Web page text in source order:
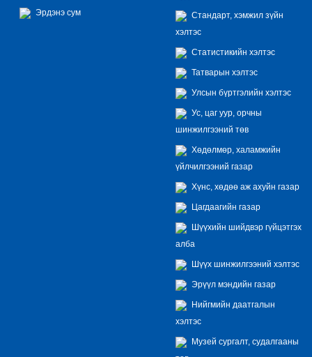
Эрдэнэ сум
Стандарт, хэмжил зүйн
хэлтэс
Статистикийн хэлтэс
Татварын хэлтэс
Улсын бүртгэлийн хэлтэс
Ус, цаг уур, орчны
шинжилгээний төв
Хөдөлмөр, халамжийн
үйлчилгээний газар
Хүнс, хөдөө аж ахуйн газар
Цагдаагийн газар
Шүүхийн шийдвэр гүйцэтгэх
алба
Шүүх шинжилгээний хэлтэс
Эрүүл мэндийн газар
Нийгмийн даатгалын
хэлтэс
Музей сургалт, судалгааны